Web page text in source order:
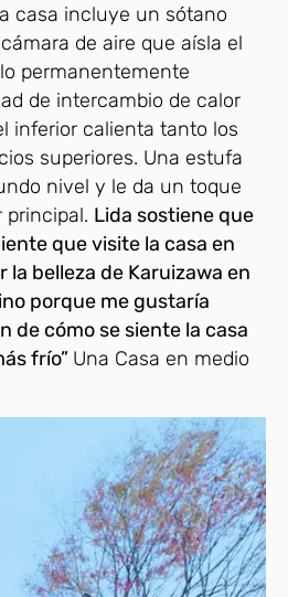
casa incluye un sótano
de aire que aísla el
permanentemente
de intercambio de calor
inferior calienta tanto los
superiores. Una estufa
nivel y le da un toque
principal. Lida sostiene que
que visite la casa en
la belleza de Karuizawa en
porque me gustaría
de cómo se siente la casa
frío” Una Casa en medio